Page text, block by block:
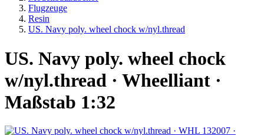
Flugzeuge
Resin
US. Navy poly. wheel chock w/nyl.thread
US. Navy poly. wheel chock
w/nyl.thread · Wheelliant ·
Maßstab 1:32